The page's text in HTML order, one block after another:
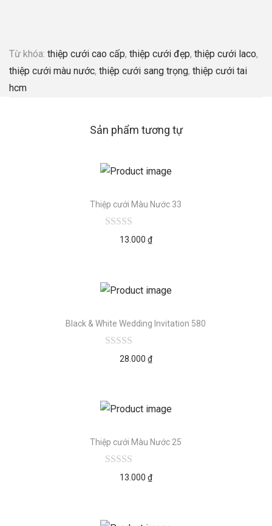
Từ khóa: thiệp cưới cao cấp, thiệp cưới đẹp, thiệp cưới laco,
thiệp cưới màu nước, thiệp cưới sang trọng, thiệp cưới tai
hcm
Sản phẩm tương tự
Thiệp cưới Màu Nước 33
13.000 ₫
Black & White Wedding Invitation 580
28.000 ₫
Thiệp cưới Màu Nước 25
13.000 ₫